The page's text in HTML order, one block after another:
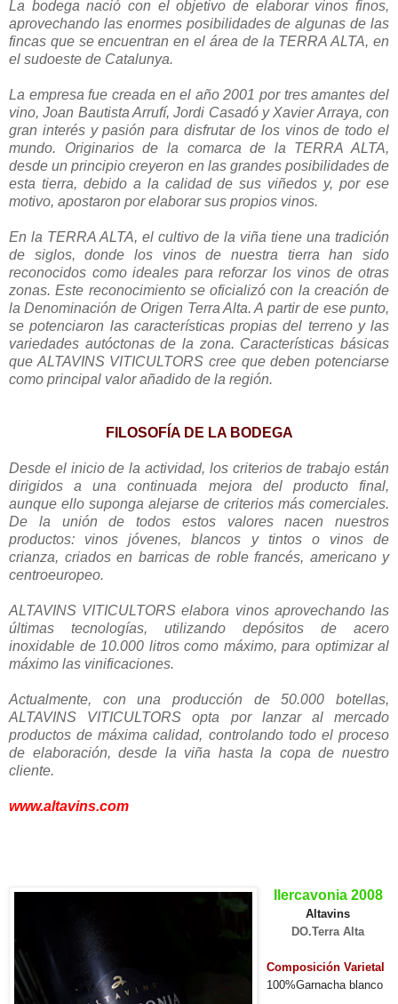
La bodega nació con el objetivo de elaborar vinos finos,
aprovechando las enormes posibilidades de algunas de las
fincas que se encuentran en el área de la TERRA ALTA, en
el sudoeste de Catalunya.
La empresa fue creada en el año 2001 por tres amantes del
vino, Joan Bautista Arrufí, Jordi Casadó y Xavier Arraya, con
gran interés y pasión para disfrutar de los vinos de todo el
mundo. Originarios de la comarca de la TERRA ALTA,
desde un principio creyeron en las grandes posibilidades de
esta tierra, debido a la calidad de sus viñedos y, por ese
motivo, apostaron por elaborar sus propios vinos.
En la TERRA ALTA, el cultivo de la viña tiene una tradición
de siglos, donde los vinos de nuestra tierra han sido
reconocidos como ideales para reforzar los vinos de otras
zonas. Este reconocimiento se oficializó con la creación de
la Denominación de Origen Terra Alta. A partir de ese punto,
se potenciaron las características propias del terreno y las
variedades autóctonas de la zona. Características básicas
que ALTAVINS VITICULTORS cree que deben potenciarse
como principal valor añadido de la región.
FILOSOFÍA DE LA BODEGA
Desde el inicio de la actividad, los criterios de trabajo están
dirigidos a una continuada mejora del producto final,
aunque ello suponga alejarse de criterios más comerciales.
De la unión de todos estos valores nacen nuestros
productos: vinos jóvenes, blancos y tintos o vinos de
crianza, criados en barricas de roble francés, americano y
centroeuropeo.
ALTAVINS VITICULTORS elabora vinos aprovechando las
últimas tecnologías, utilizando depósitos de acero
inoxidable de 10.000 litros como máximo, para optimizar al
máximo las vinificaciones.
Actualmente, con una producción de 50.000 botellas,
ALTAVINS VITICULTORS opta por lanzar al mercado
productos de máxima calidad, controlando todo el proceso
de elaboración, desde la viña hasta la copa de nuestro
cliente.
www.altavins.com
Ilercavonia 2008
Altavins
DO.Terra Alta
Composición Varietal
100%Garnacha blanco